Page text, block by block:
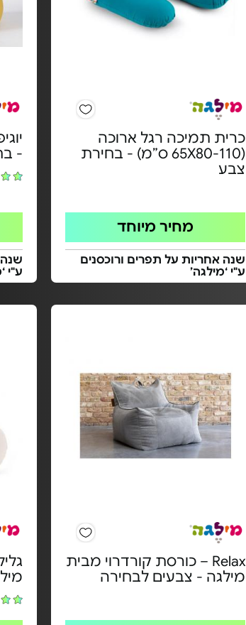
כרית תמיכה רגל ארוכה
(65X80-110 ס”מ) - בחירת
צבע
מחיר מיוחד
שנה אחריות על תפרים ורוכסנים
ע"י ‘מילגה’
-
שנה
ע"י
Relax – כורסת קורדרוי מבית
מילגה - צבעים לבחירה